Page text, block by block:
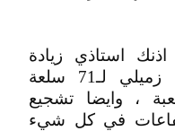
استاذي زيادة
التعرفة الجمركية كما قال زميلي لـ71 سلعة
، وايضا تشجيع
في كل شيء